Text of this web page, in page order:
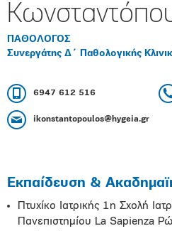
ΠΑΘΟΛΟΓΟΣ
Συνεργάτης Δ΄ Παθολογικής
6947 612 516
ikonstantopoulos@hygeia.gr
Εκπαίδευση &
Πτυχίκο Ιατρικής 1η Σχολή
Πανεπιστημίου La Sapienza